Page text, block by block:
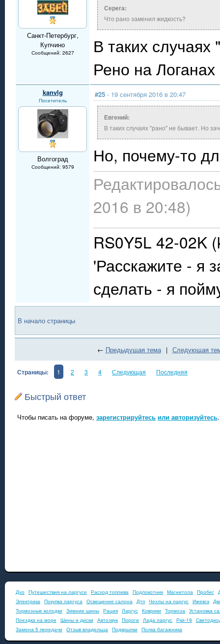
Санкт-Петербург,
Купчино
Сообщений: 2627
Серега:
Что рано заменил жидкость?
В таких
Рено на
kanvlg
Посетитель
Волгоград
Сообщений: 9579
#25 - 19 сентября 2016 в 20:47
Евгений:
В таких случаях "рано" не бывает. Но
Но, почему-то
2016 в 20:48)
RS0Y5L 42-02K
'Расскажите - я
сделать - я
В начало страницы
← Предыдущая тема | Следующая
Страницы: 1 2 3 4 Следующая Последняя
Быстрый ответ
Чтобы писать на форуме, зарегистрируйтесь или авторизуйтесь.
Дхо Путешествия на ларгусе Расход топлива Подлокотник Магнитола Пробег
Электрика Покупка ларгуса Освещение салона Дтп Чехлы на ларгус Ижевск
Тормозные колодки
Зимние шины Рация Ларгус Коврики Тормоза Установка
Поездка на море
Шины и диски Автозвук Пороги Лада ларгус Рки-19
Замена 5 передачи
Отзыв владельца Подкрылки Полка багажника